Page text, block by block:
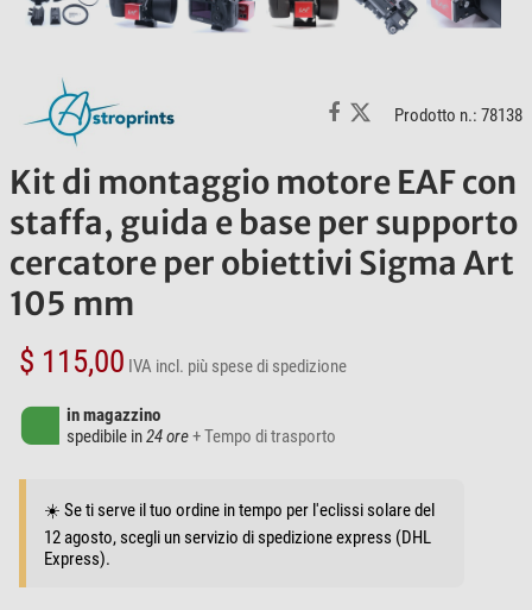
Prodotto n.: 78138
Kit di montaggio motore EAF con
staffa, guida e base per supporto
cercatore per obiettivi Sigma Art
105 mm
$ 115,00 IVA incl. più spese di spedizione
in magazzino
spedibile in24 ore+ Tempo di trasporto
☀️ Se ti serve il tuo ordine in tempo per l'eclissi solare del
12 agosto, scegli un servizio di spedizione express (DHL
Express).